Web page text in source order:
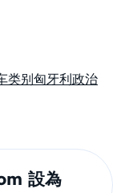
类别匈牙利政治
設為